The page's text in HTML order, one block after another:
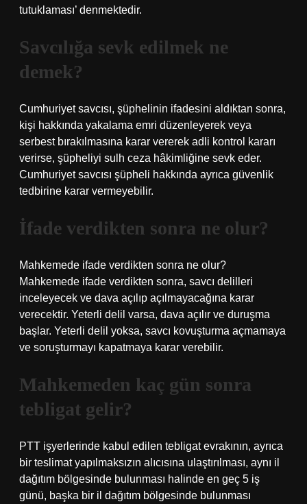
tutuklaması’ denmektedir.
Savcılığa sevk edilmek ne
demek?
Cumhuriyet savcısı, şüphelinin ifadesini aldıktan sonra,
kişi hakkında yakalama emri düzenleyerek veya
serbest bırakılmasına karar vererek adli kontrol kararı
verirse, şüpheliyi sulh ceza hâkimliğine sevk eder.
Cumhuriyet savcısı şüpheli hakkında ayrıca güvenlik
tedbirine karar vermeyebilir.
İfade verdikten sonra ne olur?
Mahkemede ifade verdikten sonra ne olur?
Mahkemede ifade verdikten sonra, savcı delilleri
inceleyecek ve dava açılıp açılmayacağına karar
verecektir. Yeterli delil varsa, dava açılır ve duruşma
başlar. Yeterli delil yoksa, savcı kovuşturma açmamaya
ve soruşturmayı kapatmaya karar verebilir.
Mahkemeden kaç gün sonra
tebligat gelir?
PTT işyerlerinde kabul edilen tebligat evrakının, ayrıca
bir teslimat yapılmaksızın alıcısına ulaştırılması, aynı il
dağıtım bölgesinde bulunması halinde en geç 5 iş
günü, başka bir il dağıtım bölgesinde bulunması